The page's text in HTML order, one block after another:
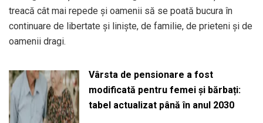
treacă cât mai repede și oamenii să se poată bucura în
continuare de libertate și liniște, de familie, de prieteni și de
oamenii dragi.
Vârsta de pensionare a fost
modificată pentru femei și bărbați:
tabel actualizat până în anul 2030